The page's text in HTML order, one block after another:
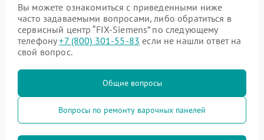
Вы можете ознакомиться с приведенными ниже
часто задаваемыми вопросами, либо обратиться в
сервисный центр “FIX-Siemens” по следующему
телефону+7 (800) 301-55-83 если не нашли ответ на
свой вопрос.
Общие вопросы
Вопросы по ремонту варочных панелей